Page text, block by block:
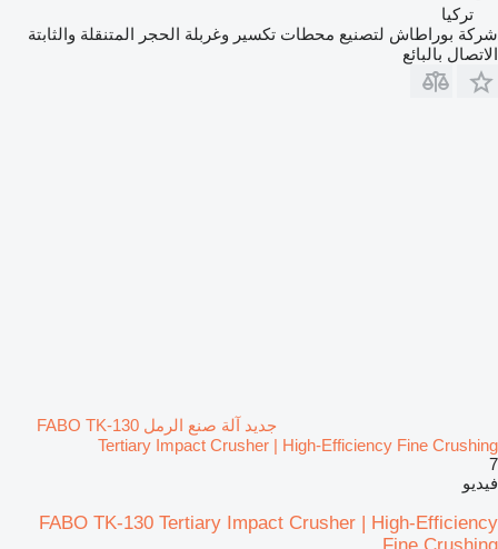
تركيا
شركة بوراطاش لتصنيع محطات تكسير وغربلة الحجر المتنقلة والثابتة
الاتصال بالبائع
جديد آلة صنع الرمل FABO TK-130
Tertiary Impact Crusher | High-Efficiency Fine Crushing
7
فيديو
FABO TK-130 Tertiary Impact Crusher | High-Efficiency